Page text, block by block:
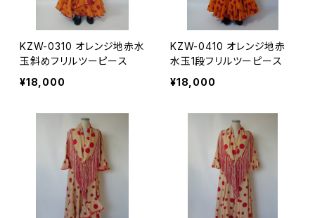
KZW-0310 オレンジ地赤水
玉斜めフリルツーピース
¥18,000
KZW-0410 オレンジ地赤
水玉1段フリルツーピース
¥18,000